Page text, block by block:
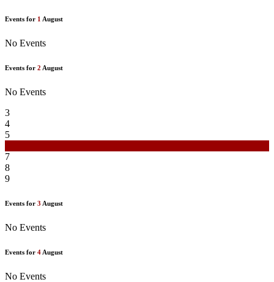
Events for 1 August
No Events
Events for 2 August
No Events
3
4
5
7
8
9
Events for 3 August
No Events
Events for 4 August
No Events